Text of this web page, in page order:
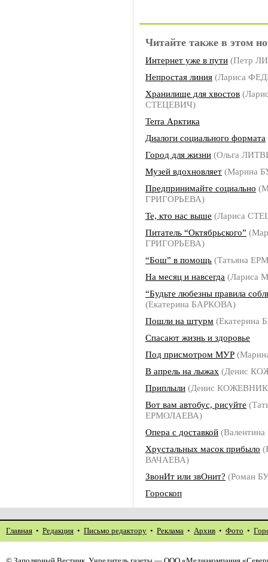
Читайте также в этом
Интернет уже в пути (Петр
Непростая линия (Лариса
Хранилище для хвостов
СТЕЦЕВИЧ)
Terra Арктика
Диалоги социального формата
Город для жизни (Ольга
Музей вдохновляет (Марина
Предпринимайте социально
ГРИГОРЬЕВА)
Те, кто нас выше (Лариса
Питатель “Октябрьского”
ГРИГОРЬЕВА)
“Бош” в помощь (Татьяна
На месяц и навсегда (Лариса
“Будьте любезны правила
(Екатерина БАРКОВА)
Пошли на штурм (Екатерина
Спасают жизнь и здоровье
Под присмотром МУР
В апрель на лыжах (Денис
Приплыли (Денис
Вот вам автобус, рисуйте
ЕРМОЛАЕВА)
Опера с доставкой
Хрустальных масок прибыло
ВАЧАЕВА)
ЗвонИт или звОнит? (Роман
Гороскоп
Главная • Редакция • Письмо редактору • Реклама • Архив • Фото •